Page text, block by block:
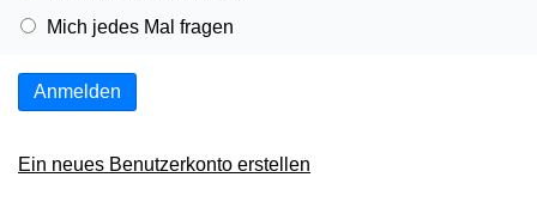
Mich jedes Mal fragen
Anmelden
Ein neues Benutzerkonto erstellen